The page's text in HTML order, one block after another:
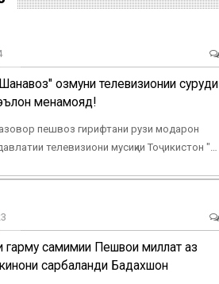
озмуни телевизионии суруди
менамояд!
пешвоз гирифтани рузи модарон
телевизиони мусиқии Тоҷикистон "…
гарму самимии Пешвои миллат аз
сарбаланди Бадахшон